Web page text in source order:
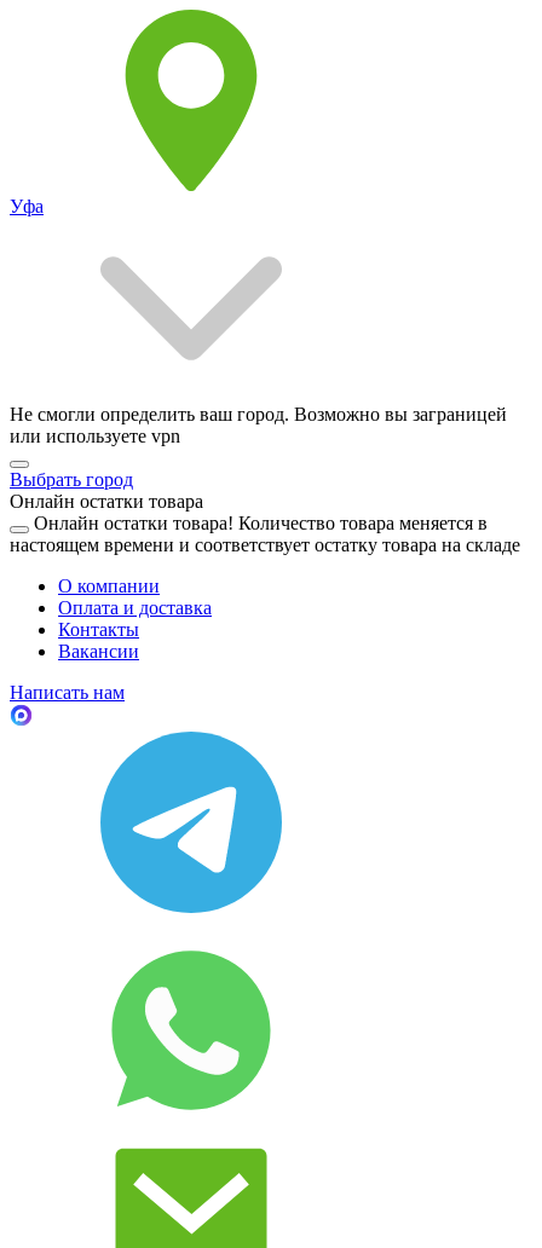
Уфа
Не смогли определить ваш город. Возможно вы заграницей
или используете vpn
Выбрать город
Онлайн остатки товара
Онлайн остатки товара! Количество товара меняется в
настоящем времени и соответствует остатку товара на складе
О компании
Оплата и доставка
Контакты
Вакансии
Написать нам